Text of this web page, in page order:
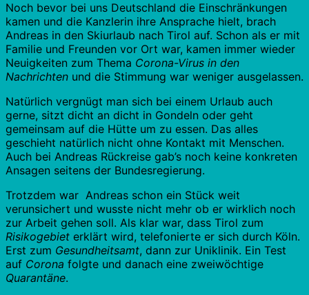
Noch bevor bei uns Deutschland die Einschränkungen
kamen und die Kanzlerin ihre Ansprache hielt, brach
Andreas in den Skiurlaub nach Tirol auf. Schon als er mit
Familie und Freunden vor Ort war, kamen immer wieder
Neuigkeiten zum Thema Corona-Virus in den
Nachrichten und die Stimmung war weniger ausgelassen.
Natürlich vergnügt man sich bei einem Urlaub auch
gerne, sitzt dicht an dicht in Gondeln oder geht
gemeinsam auf die Hütte um zu essen. Das alles
geschieht natürlich nicht ohne Kontakt mit Menschen.
Auch bei Andreas Rückreise gab’s noch keine konkreten
Ansagen seitens der Bundesregierung.
Trotzdem war Andreas schon ein Stück weit
verunsichert und wusste nicht mehr ob er wirklich noch
zur Arbeit gehen soll. Als klar war, dass Tirol zum
Risikogebiet erklärt wird, telefonierte er sich durch Köln.
Erst zum Gesundheitsamt, dann zur Uniklinik. Ein Test
auf Corona folgte und danach eine zweiwöchtige
Quarantäne.